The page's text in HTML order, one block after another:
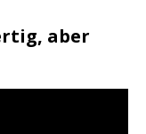
aber